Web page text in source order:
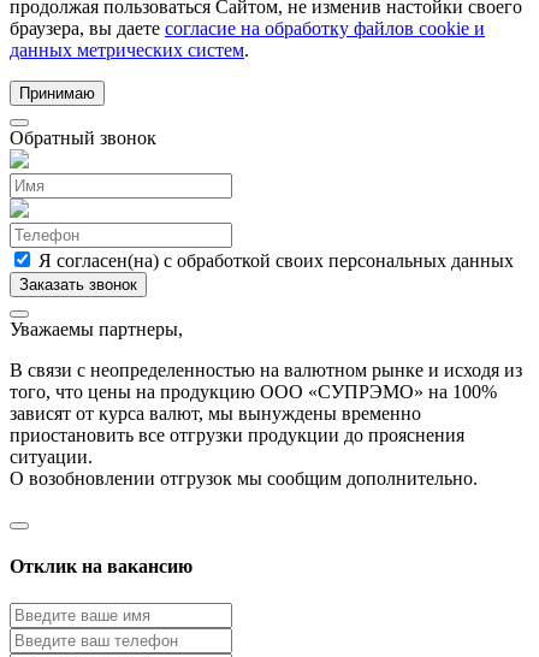
продолжая пользоваться Сайтом, не изменив настойки своего
браузера, вы даете согласие на обработку файлов cookie и
данных метрических систем.
Принимаю
Обратный звонок
Я согласен(на) с обработкой своих персональных данных
Уважаемы партнеры,
В связи с неопределенностью на валютном рынке и исходя из
того, что цены на продукцию ООО «СУПРЭМО» на 100%
зависят от курса валют, мы вынуждены временно
приостановить все отгрузки продукции до прояснения
ситуации.
О возобновлении отгрузок мы сообщим дополнительно.
Отклик на вакансию